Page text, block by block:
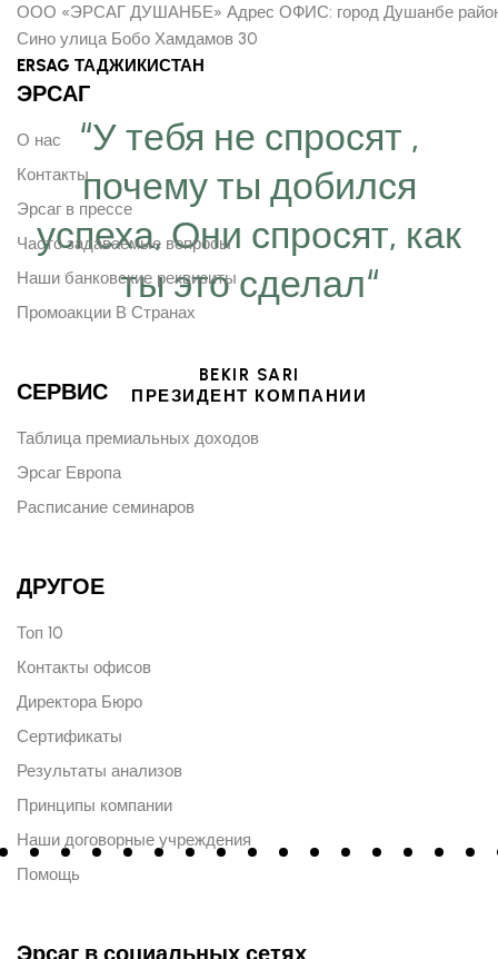
“У тебя не спросят ,
почему ты добился
успеха, Они спросят, как
ты это сделал“
BEKIR SARI
ПРЕЗИДЕНТ КОМПАНИИ
ООО «ЭРСАГ ДУШАНБЕ» Адрес ОФИС: город Душанбе
Сино улица Бобо Хамдамов 30
ERSAG ТАДЖИКИСТАН
ЭРСАГ
О нас
Контакты
Эрсаг в прессе
Часто задаваемые вопросы
Наши банковские реквизиты
Промоакции В Странах
СЕРВИС
Таблица премиальных доходов
Эрсаг Европа
Расписание семинаров
ДРУГОЕ
Топ 10
Контакты офисов
Директора Бюро
Сертификаты
Результаты анализов
Принципы компании
Наши договорные учреждения
Помощь
Эрсаг в социальных сетях